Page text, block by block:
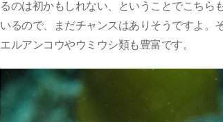
るのは初かもしれない、ということでこち
いるので、まだチャンスはありそうですよ。
エルアンコウやウミウシ類も豊富です。